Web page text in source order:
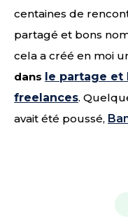
centaines de
partagé et bons
cela a créé en moi
dans le partage et
freelances.
avait été poussé,